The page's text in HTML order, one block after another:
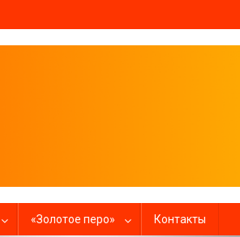
«Золотое перо» Контакты